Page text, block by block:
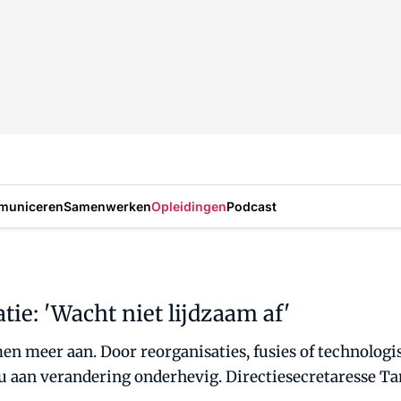
SamenwerkenOpleidingenPodcast
'Wacht niet lijdzaam af'
meer aan. Door reorganisaties, fusies of
verandering onderhevig. Directiesecretaresse